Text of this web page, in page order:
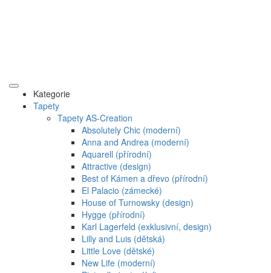
Kategorie
Tapety
Tapety AS-Creation
Absolutely Chic (moderní)
Anna and Andrea (moderní)
Aquarell (přírodní)
Attractive (design)
Best of Kámen a dřevo (přírodní)
El Palacio (zámecké)
House of Turnowsky (design)
Hygge (přírodní)
Karl Lagerfeld (exklusivní, design)
Lilly and Luis (dětská)
Little Love (dětské)
New Life (moderní)